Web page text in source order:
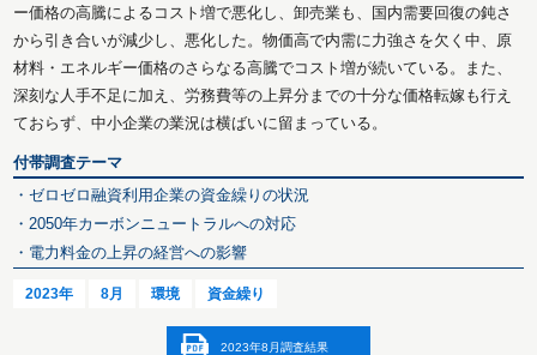
ー価格の高騰によるコスト増で悪化し、卸売業も、国内需要回復の鈍さ
から引き合いが減少し、悪化した。物価高で内需に力強さを欠く中、原
材料・エネルギー価格のさらなる高騰でコスト増が続いている。また、
深刻な人手不足に加え、労務費等の上昇分までの十分な価格転嫁も行え
ておらず、中小企業の業況は横ばいに留まっている。
付帯調査テーマ
・ゼロゼロ融資利用企業の資金繰りの状況
・2050年カーボンニュートラルへの対応
・電力料金の上昇の経営への影響
2023年 8月 環境 資金繰り
2023年8月調査結果